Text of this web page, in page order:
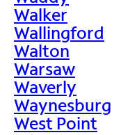
Walker
Wallingford
Walton
Warsaw
Waverly
Waynesburg
West Point